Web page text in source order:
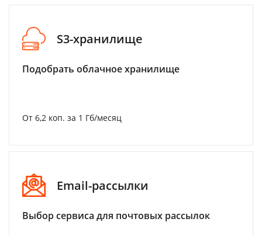
S3-хранилище
Подобрать облачное хранилище
От 6,2 коп. за 1 Гб/месяц
Email-рассылки
Выбор сервиса для почтовых рассылок